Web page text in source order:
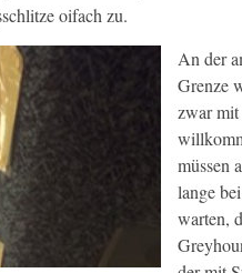
oifach zu.
An der
Grenze
zwar
müssen
lange
warten,